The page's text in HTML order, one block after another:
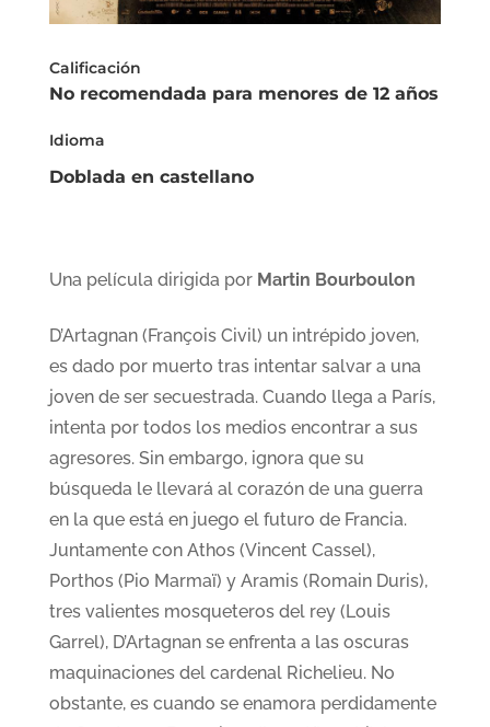
Calificación
No recomendada para menores de 12 años
Idioma
Doblada en castellano
Una película dirigida por Martin Bourboulon
D’Artagnan (François Civil) un intrépido joven,
es dado por muerto tras intentar salvar a una
joven de ser secuestrada. Cuando llega a París,
intenta por todos los medios encontrar a sus
agresores. Sin embargo, ignora que su
búsqueda le llevará al corazón de una guerra
en la que está en juego el futuro de Francia.
Juntamente con Athos (Vincent Cassel),
Porthos (Pio Marmaï) y Aramis (Romain Duris),
tres valientes mosqueteros del rey (Louis
Garrel), D’Artagnan se enfrenta a las oscuras
maquinaciones del cardenal Richelieu. No
obstante, es cuando se enamora perdidamente